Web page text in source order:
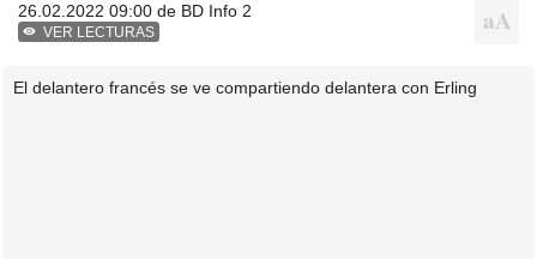
26.02.2022 09:00 de BD Info 2
VER LECTURAS
El delantero francés se ve compartiendo delantera con Erling